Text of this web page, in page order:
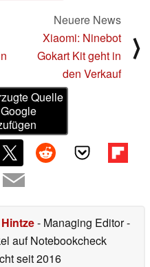
Neuere News
Xiaomi: Ninebot
Gokart Kit geht in
den Verkauf
⟩
Quelle
- Managing Editor-
auf Notebookcheck
seit 2016